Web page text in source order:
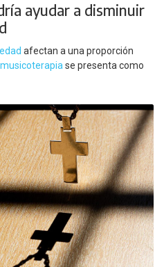
ayudar a disminuir
afectan a una proporción
musicoterapia se presenta como